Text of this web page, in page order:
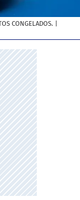
CONGELADOS.